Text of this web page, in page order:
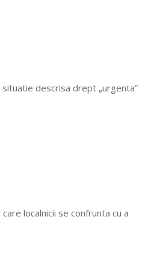
descrisa drept „urgenta”
localnicii se confrunta cu a